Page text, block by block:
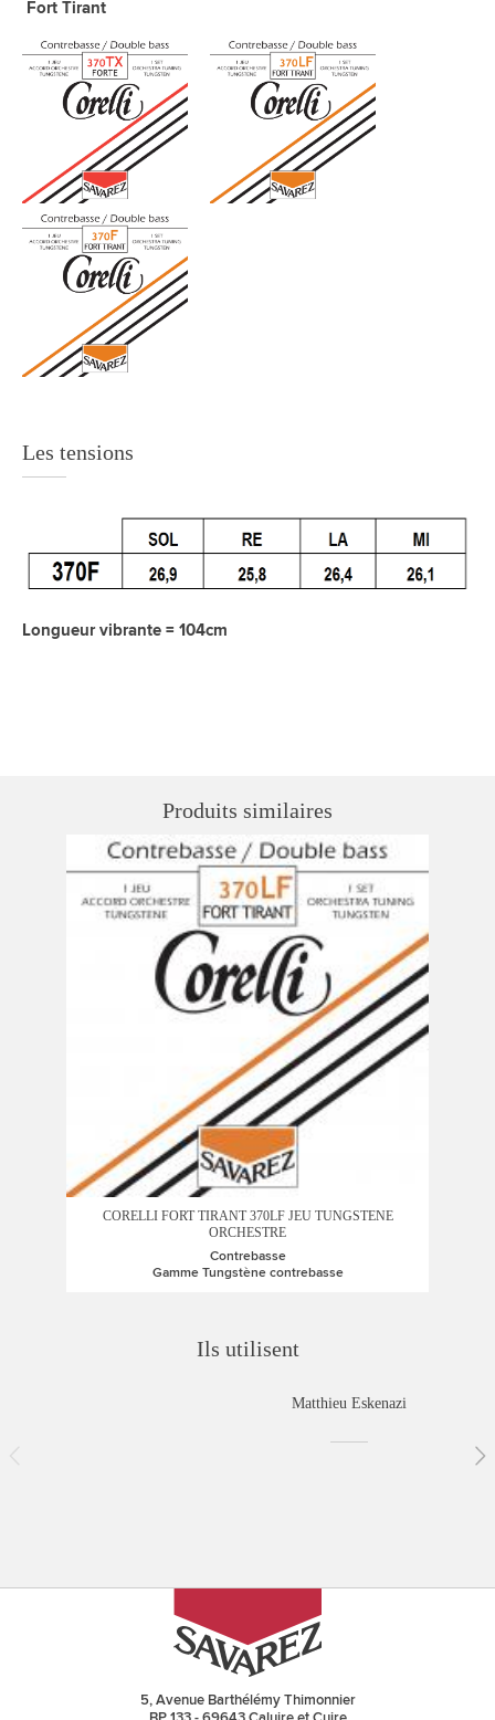
Fort Tirant
Les tensions
Longueur vibrante = 104cm
Produits similaires
CORELLI FORT TIRANT 370LF JEU TUNGSTENE
ORCHESTRE
Contrebasse
Gamme Tungstène contrebasse
Ils utilisent
Matthieu Eskenazi
5, Avenue Barthélémy Thimonnier